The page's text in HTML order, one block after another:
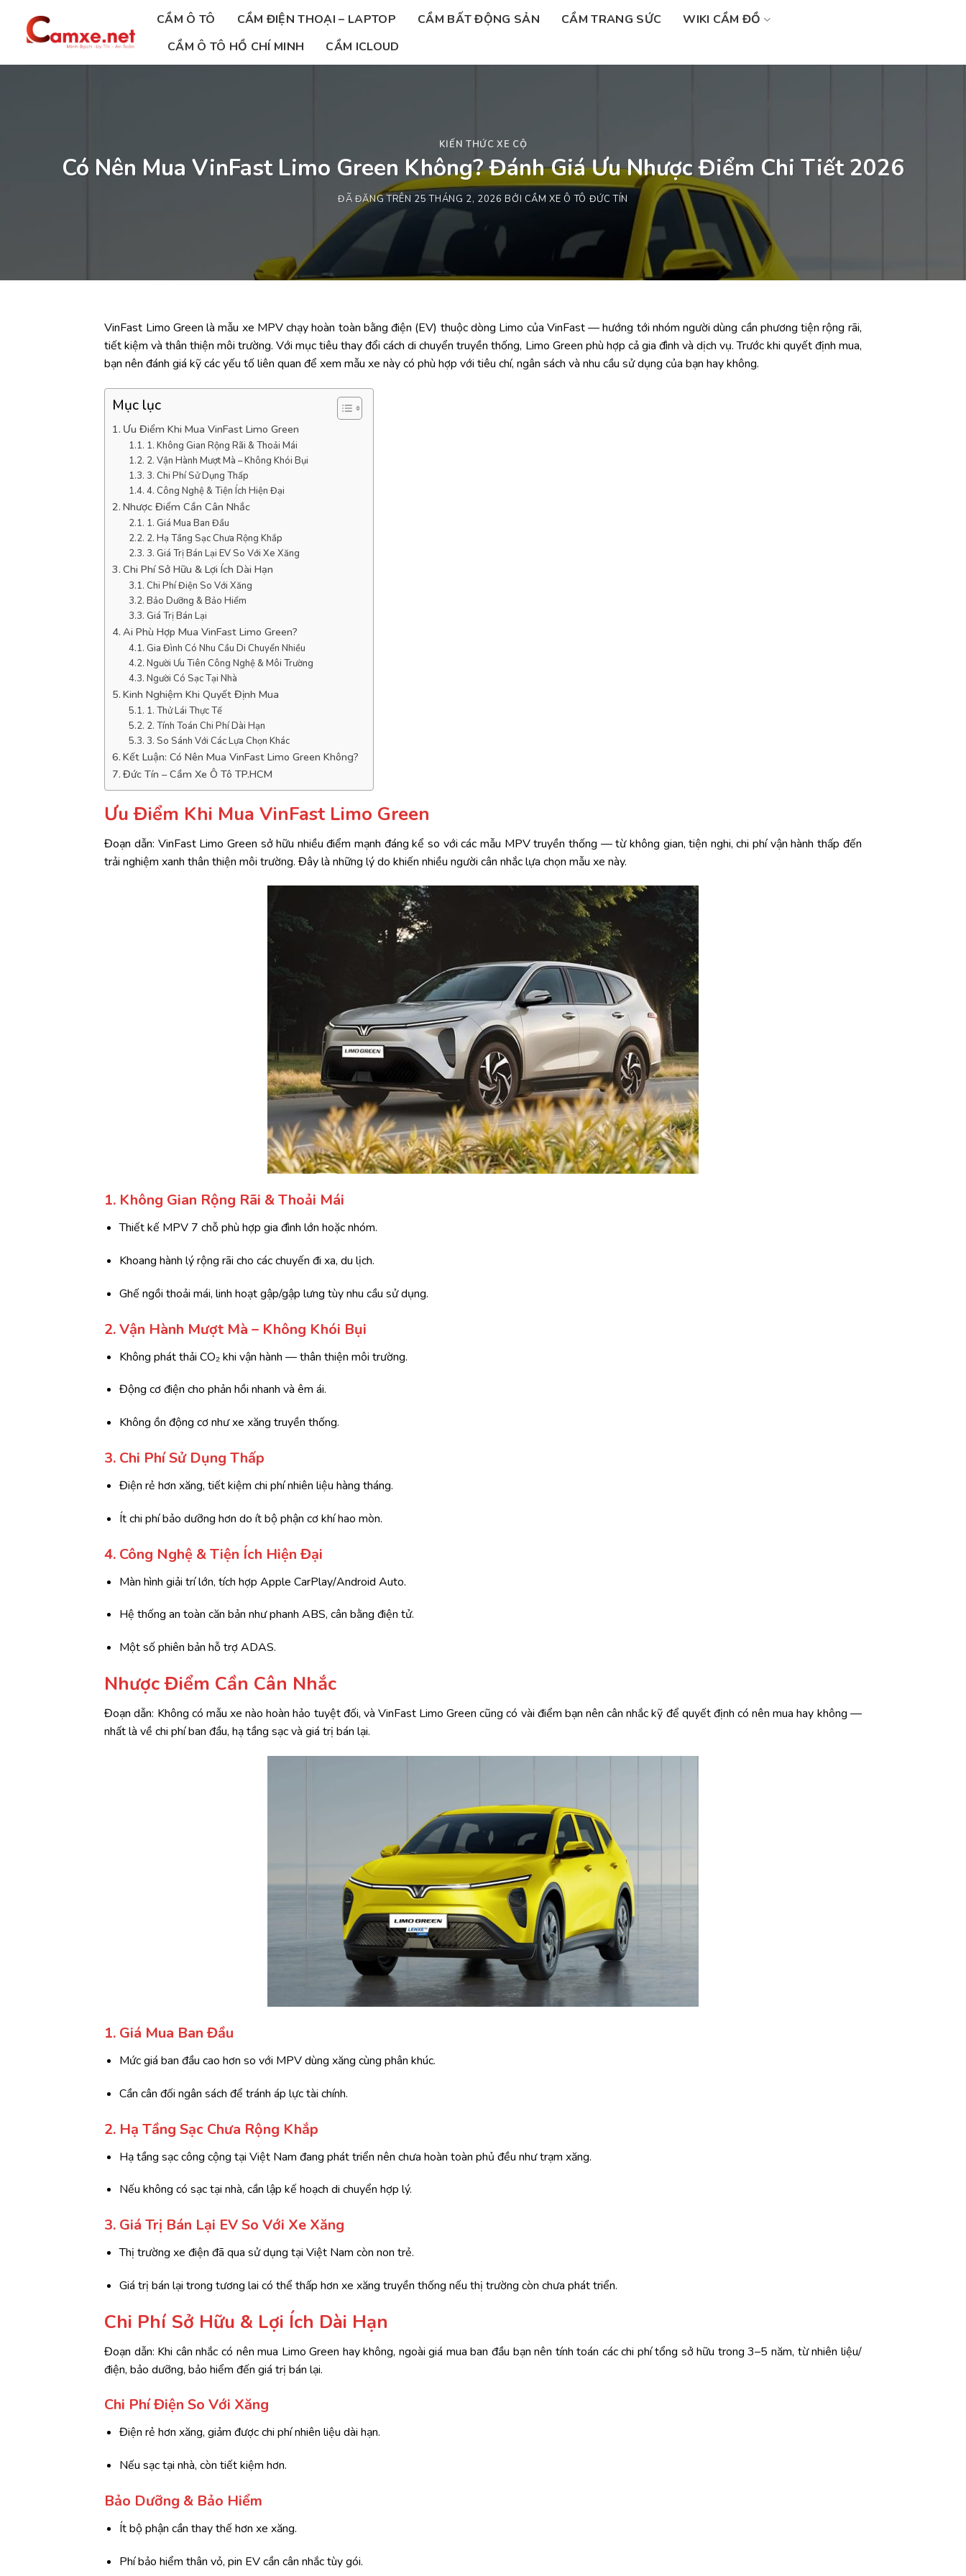
dung
CẦM Ô TÔ CẦM ĐIỆN THOẠI – LAPTOP CẦM BẤT ĐỘNG SẢN CẦM TRANG SỨC
WIKI CẦM ĐỒ
CẦM Ô TÔ HỒ CHÍ MINH
CẦM ICLOUD
KIẾN THỨC XE CỘ
Có Nên Mua VinFast Limo Green Không? Đánh Giá Ưu Nhược Điểm Chi Tiết 2026
ĐÃ ĐĂNG TRÊN 25 THÁNG 2, 2026 BỞI CẦM XE Ô TÔ ĐỨC TÍN
VinFast Limo Green là mẫu xe MPV chạy hoàn toàn bằng điện (EV) thuộc dòng Limo của VinFast — hướng tới nhóm người dùng cần phương tiện rộng rãi,
tiết kiệm và thân thiện môi trường. Với mục tiêu thay đổi cách di chuyển truyền thống, Limo Green phù hợp cả gia đình và dịch vụ. Trước khi quyết định mua,
bạn nên đánh giá kỹ các yếu tố liên quan để xem mẫu xe này có phù hợp với tiêu chí, ngân sách và nhu cầu sử dụng của bạn hay không.
Mục lục
Ưu Điểm Khi Mua VinFast Limo Green
1. Không Gian Rộng Rãi & Thoải Mái
2. Vận Hành Mượt Mà – Không Khói Bụi
3. Chi Phí Sử Dụng Thấp
4. Công Nghệ & Tiện Ích Hiện Đại
Nhược Điểm Cần Cân Nhắc
1. Giá Mua Ban Đầu
2. Hạ Tầng Sạc Chưa Rộng Khắp
3. Giá Trị Bán Lại EV So Với Xe Xăng
Chi Phí Sở Hữu & Lợi Ích Dài Hạn
Chi Phí Điện So Với Xăng
Bảo Dưỡng & Bảo Hiểm
Giá Trị Bán Lại
Ai Phù Hợp Mua VinFast Limo Green?
Gia Đình Có Nhu Cầu Di Chuyển Nhiều
Người Ưu Tiên Công Nghệ & Môi Trường
Người Có Sạc Tại Nhà
Kinh Nghiệm Khi Quyết Định Mua
1. Thử Lái Thực Tế
2. Tính Toán Chi Phí Dài Hạn
3. So Sánh Với Các Lựa Chọn Khác
Kết Luận: Có Nên Mua VinFast Limo Green Không?
Đức Tín – Cầm Xe Ô Tô TP.HCM
Ưu Điểm Khi Mua VinFast Limo Green
Đoạn dẫn: VinFast Limo Green sở hữu nhiều điểm mạnh đáng kể so với các mẫu MPV truyền thống — từ không gian, tiện nghi, chi phí vận hành thấp đến
trải nghiệm xanh thân thiện môi trường. Đây là những lý do khiến nhiều người cân nhắc lựa chọn mẫu xe này.
1. Không Gian Rộng Rãi & Thoải Mái
Thiết kế MPV 7 chỗ phù hợp gia đình lớn hoặc nhóm.
Khoang hành lý rộng rãi cho các chuyến đi xa, du lịch.
Ghế ngồi thoải mái, linh hoạt gập/gập lưng tùy nhu cầu sử dụng.
2. Vận Hành Mượt Mà – Không Khói Bụi
Không phát thải CO₂ khi vận hành — thân thiện môi trường.
Động cơ điện cho phản hồi nhanh và êm ái.
Không ồn động cơ như xe xăng truyền thống.
3. Chi Phí Sử Dụng Thấp
Điện rẻ hơn xăng, tiết kiệm chi phí nhiên liệu hàng tháng.
Ít chi phí bảo dưỡng hơn do ít bộ phận cơ khí hao mòn.
4. Công Nghệ & Tiện Ích Hiện Đại
Màn hình giải trí lớn, tích hợp Apple CarPlay/Android Auto.
Hệ thống an toàn căn bản như phanh ABS, cân bằng điện tử.
Một số phiên bản hỗ trợ ADAS.
Nhược Điểm Cần Cân Nhắc
Đoạn dẫn: Không có mẫu xe nào hoàn hảo tuyệt đối, và VinFast Limo Green cũng có vài điểm bạn nên cân nhắc kỹ để quyết định có nên mua hay không —
nhất là về chi phí ban đầu, hạ tầng sạc và giá trị bán lại.
1. Giá Mua Ban Đầu
Mức giá ban đầu cao hơn so với MPV dùng xăng cùng phân khúc.
Cần cân đối ngân sách để tránh áp lực tài chính.
2. Hạ Tầng Sạc Chưa Rộng Khắp
Hạ tầng sạc công cộng tại Việt Nam đang phát triển nên chưa hoàn toàn phủ đều như trạm xăng.
Nếu không có sạc tại nhà, cần lập kế hoạch di chuyển hợp lý.
3. Giá Trị Bán Lại EV So Với Xe Xăng
Thị trường xe điện đã qua sử dụng tại Việt Nam còn non trẻ.
Giá trị bán lại trong tương lai có thể thấp hơn xe xăng truyền thống nếu thị trường còn chưa phát triển.
Chi Phí Sở Hữu & Lợi Ích Dài Hạn
Đoạn dẫn: Khi cân nhắc có nên mua Limo Green hay không, ngoài giá mua ban đầu bạn nên tính toán các chi phí tổng sở hữu trong 3–5 năm, từ nhiên liệu/
điện, bảo dưỡng, bảo hiểm đến giá trị bán lại.
Chi Phí Điện So Với Xăng
Điện rẻ hơn xăng, giảm được chi phí nhiên liệu dài hạn.
Nếu sạc tại nhà, còn tiết kiệm hơn.
Bảo Dưỡng & Bảo Hiểm
Ít bộ phận cần thay thế hơn xe xăng.
Phí bảo hiểm thân vỏ, pin EV cần cân nhắc tùy gói.